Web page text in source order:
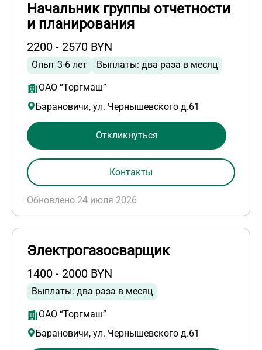
Начальник группы отчетности
и планирования
2200 - 2570 BYN
Опыт 3-6 лет Выплаты: два раза в месяц
ОАО “Торгмаш”
Барановичи, ул. Чернышевского д.61
Обновлено 24 июля 2026
Откликнуться
Контакты
Электрогазосварщик
1400 - 2000 BYN
Выплаты: два раза в месяц
ОАО “Торгмаш”
Барановичи, ул. Чернышевского д.61